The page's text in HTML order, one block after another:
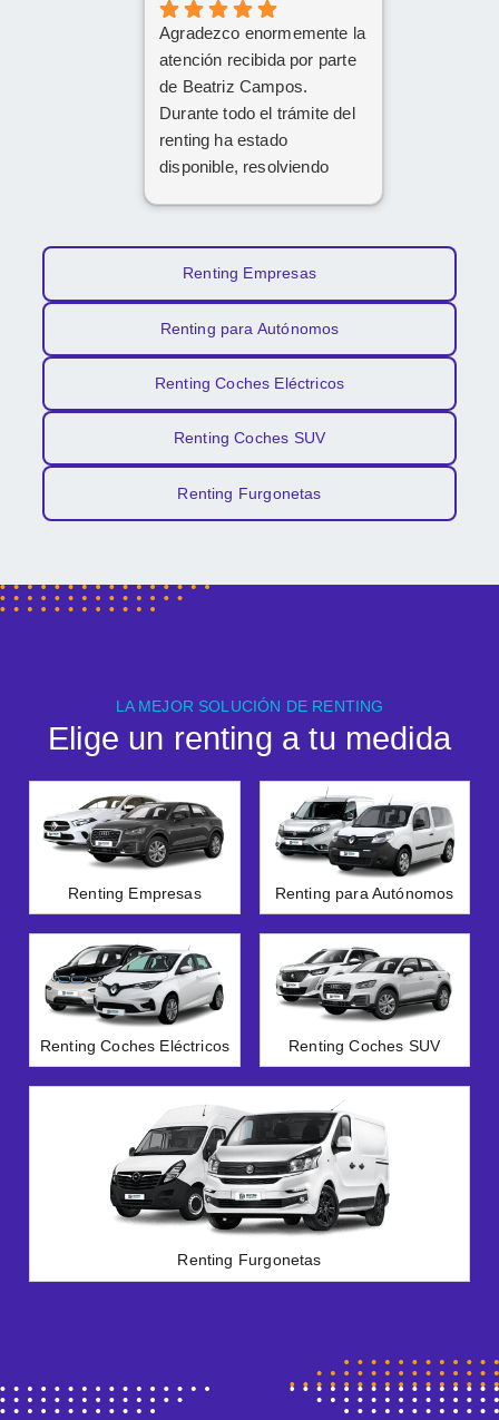
cordial
Da gusto comunicarse con
Agradezco enormemente la
atención recibida por parte
de Beatriz Campos.
Durante todo el trámite del
renting ha estado
disponible, resolviendo
claridad. La gestión ha sido
rápida y profesional. ¡Cinco
estrellas bien merecidas!
Renting Empresas
Renting para Autónomos
Renting Coches Eléctricos
Renting Coches SUV
Renting Furgonetas
LA MEJOR SOLUCIÓN DE RENTING
Elige un renting a tu medida
Renting Empresas Renting para Autónomos
Renting Coches Eléctricos Renting Coches SUV
Renting Furgonetas